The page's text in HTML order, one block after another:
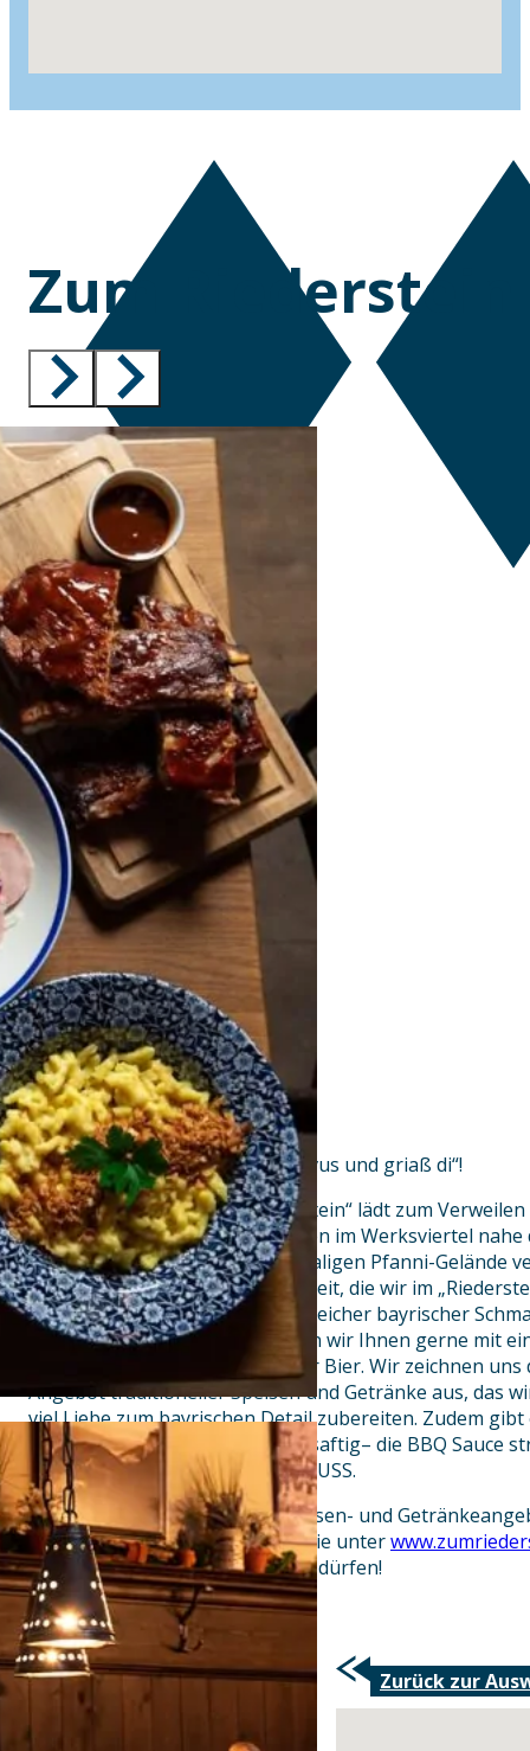
Zum Riederstein
Wir vom Riederstein sagen „Servus und griaß di“!
Unser Restaurant „Zum Riederstein“ lädt zum
Atmosphäre ein – zentral gelegen im Werksviertel
Das Werksviertel auf dem ehemaligen Pfanni-Gelände
mit viel Tradition der Gemütlichkeit, die wir im
kommen Sie in den Genuss zahlreicher bayrischer
ofenfrischen Leberkäs‘ servieren wir Ihnen gerne mit
Fass, unserem besten Münchner Bier. Wir zeichnen
Angebot traditioneller Speisen und Getränke aus, das
viel Liebe zum bayrischen Detail zubereiten. Zudem
Spareribs. Das Fleisch ist zart & saftig– die BBQ Sauce
zwecklos – vorbeikommen ein MUSS.
Sowohl unser vollständiges Speisen- und
unserer Räumlichkeiten finden Sie unter
darauf, Sie bei uns begrüßen zu dürfen!
Zurück zur